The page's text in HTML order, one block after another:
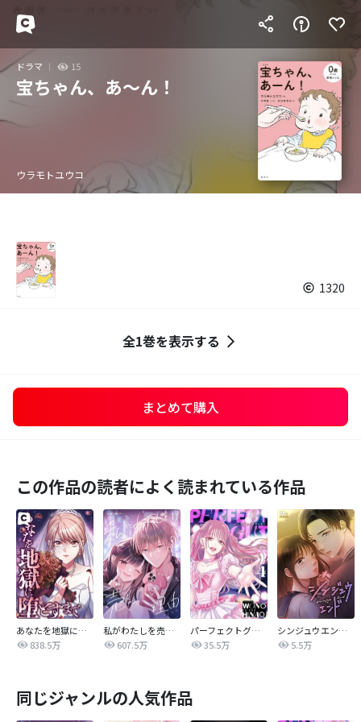
ドラマ 15
宝ちゃん、あ～ん！
ウラモトユウコ
1320
全1巻を表示する
まとめて購入
この作品の読者によく読まれている作品
あなたを地獄に堕とすまで
838.5万
私がわたしを売る理由
607.5万
パーフェクトグリッター
35.5万
シンジュウエンド【タテヨミ】
5.5万
同じジャンルの人気作品